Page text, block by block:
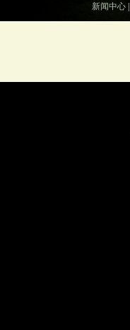
新闻中心